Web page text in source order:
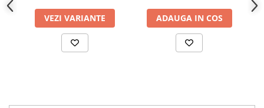
Profil Led Rigips
Profil LED SHADOW
Sursa Alimentare 12V
VEZI VARIANTE ADAUGA IN COS